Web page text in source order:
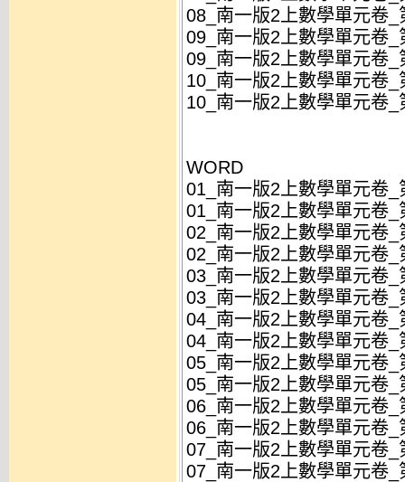
08_南一版2上數學單元卷
09_南一版2上數學單元卷
09_南一版2上數學單元卷
10_南一版2上數學單元卷
10_南一版2上數學單元卷
WORD
01_南一版2上數學單元卷
01_南一版2上數學單元卷
02_南一版2上數學單元卷
02_南一版2上數學單元卷
03_南一版2上數學單元卷
03_南一版2上數學單元卷
04_南一版2上數學單元卷
04_南一版2上數學單元卷
05_南一版2上數學單元卷
05_南一版2上數學單元卷
06_南一版2上數學單元卷
06_南一版2上數學單元卷
07_南一版2上數學單元卷
07_南一版2上數學單元卷